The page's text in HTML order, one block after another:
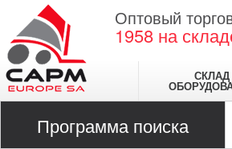
Оптовый
1958 на
СКЛАД
Программа поиска